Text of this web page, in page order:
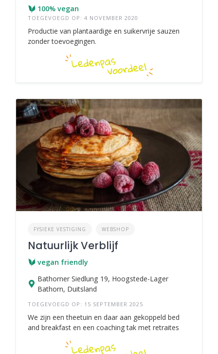
100% vegan
TOEGEVOEGD OP: 4 NOVEMBER 2020
Productie van plantaardige en suikervrije sauzen
zonder toevoegingen.
FYSIEKE VESTIGING WEBSHOP
Natuurlijk Verblijf
vegan friendly
Bathorner Siedlung 19, Hoogstede-Lager
Bathorn, Duitsland
TOEGEVOEGD OP: 15 SEPTEMBER 2025
We zijn een theetuin en daar aan gekoppeld bed
and breakfast en een coaching tak met retraites